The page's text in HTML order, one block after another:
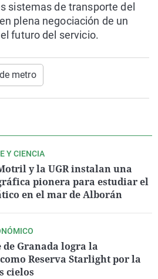
sistemas de transporte del
plena negociación de un
futuro del servicio.
metro
Y CIENCIA
y la UGR instalan una
pionera para estudiar el
en el mar de Alborán
de Granada logra la
Reserva Starlight por la
cielos